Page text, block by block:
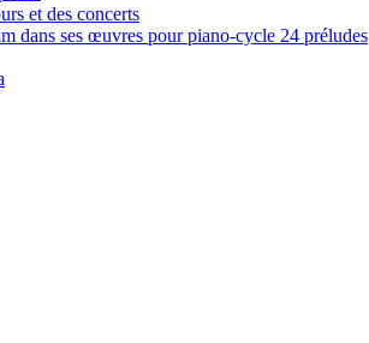
et des concerts
dans ses œuvres pour piano-cycle 24 préludes